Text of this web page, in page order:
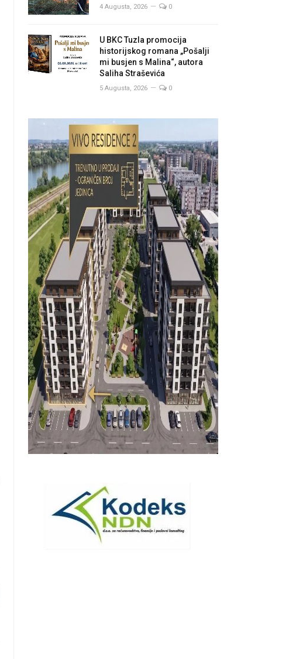
4 Augusta, 2026 0
U BKC Tuzla promocija
historijskog romana „Pošalji
mi busjen s Malina“, autora
Saliha Straševića
5 Augusta, 2026 0